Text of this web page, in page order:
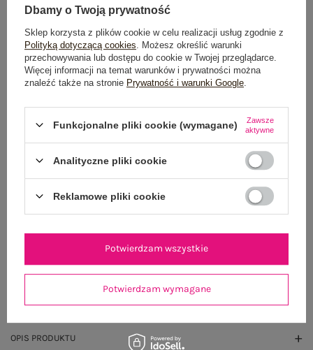
XS S M
TABELA ROZMIARÓW
DODAJ DO KOSZYKA
Możesz kupić także poprzez:
Dostawaod 7,99 zł
Zamów w ciągu04:32:33 sek.,
jeszcze dzisiaj!
100 dni na zwrot
OPIS PRODUKTU
Dbamy o Twoją prywatność
Sklep korzysta z plików cookie w celu realizacji usług zgodnie z
Polityką dotyczącą cookies . Możesz określić warunki
przechowywania lub dostępu do cookie w Twojej przeglądarce.
Więcej informacji na temat warunków i prywatności można
znaleźć także na stronie Prywatność i warunki Google
Funkcjonalne pliki cookie (wymagane)
Zawsze
aktywne
Analityczne pliki cookie
Reklamowe pliki cookie
Potwierdzam wymagane
Potwierdzam wszystkie